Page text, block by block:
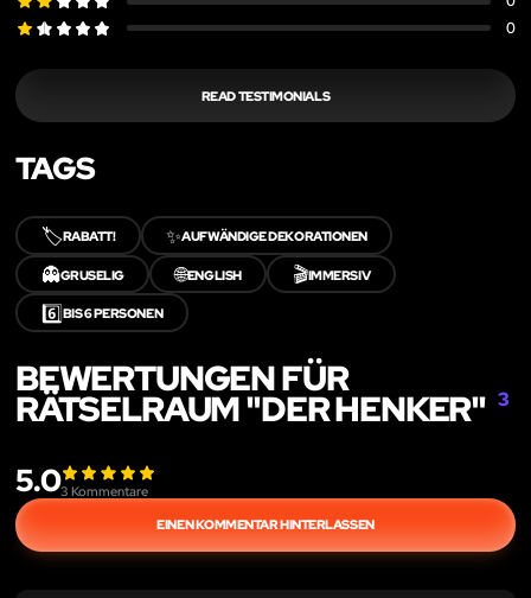
0
READ TESTIMONIALS
TAGS
🏷️RABATT! ✨AUFWÄNDIGE DEKORATIONEN
👻GRUSELIG 🌐ENGLISH 🎬IMMERSIV
6️⃣BIS 6 PERSONEN
BEWERTUNGEN FÜR
RÄTSELRAUM "DER HENKER" 3
5.03 Kommentare
EINEN KOMMENTAR HINTERLASSEN